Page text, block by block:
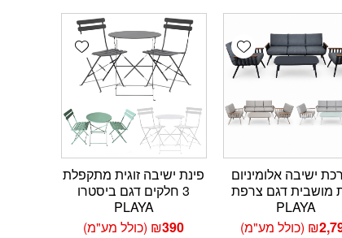
Add wishlist
ישיבה אלומיניום
מושבית דגם צרפת
PLAYA
₪ (כולל מע"מ)
Add wishlist
פינת ישיבה זוגית מתקפלת
3 חלקים דגם ביסטרו
PLAYA
₪390 (כולל מע"מ)